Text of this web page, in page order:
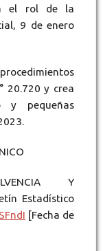
el rol de la
9 de enero
20.720 y crea
y pequeñas
Y
Estadístico
[Fecha de